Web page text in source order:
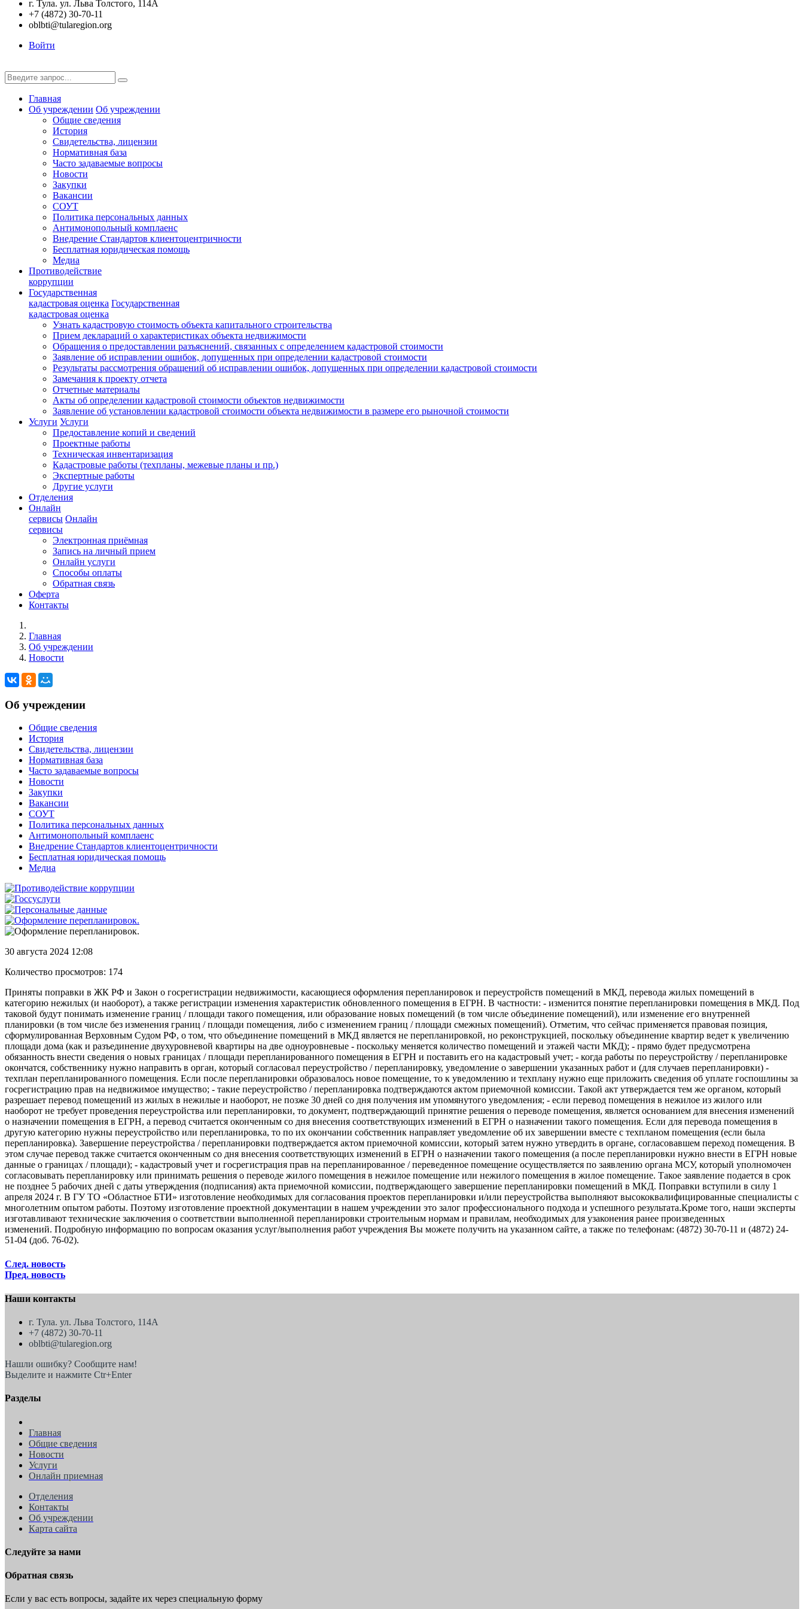
г. Тула. ул. Льва Толстого, 114А
+7 (4872) 30-70-11
oblbti@tularegion.org
Войти
Главная
Об учреждении Об учреждении
Общие сведения
История
Свидетельства, лицензии
Нормативная база
Часто задаваемые вопросы
Новости
Закупки
Вакансии
СОУТ
Политика персональных данных
Антимонопольный комплаенс
Внедрение Стандартов клиентоцентричности
Бесплатная юридическая помощь
Медиа
Противодействие
коррупции
Государственная
кадастровая оценка Государственная
кадастровая оценка
Узнать кадастровую стоимость объекта капитального строительства
Прием деклараций о характеристиках объекта недвижимости
Обращения о предоставлении разъяснений, связанных с определением кадастровой стоимости
Заявление об исправлении ошибок, допущенных при определении кадастровой стоимости
Результаты рассмотрения обращений об исправлении ошибок, допущенных при определении кадастровой стоимости
Замечания к проекту отчета
Отчетные материалы
Акты об определении кадастровой стоимости объектов недвижимости
Заявление об установлении кадастровой стоимости объекта недвижимости в размере его рыночной стоимости
Услуги Услуги
Предоставление копий и сведений
Проектные работы
Техническая инвентаризация
Кадастровые работы (техпланы, межевые планы и пр.)
Экспертные работы
Другие услуги
Отделения
Онлайн
сервисы Онлайн
сервисы
Электронная приёмная
Запись на личный прием
Онлайн услуги
Способы оплаты
Обратная связь
Оферта
Контакты
Главная
Об учреждении
Новости
Об учреждении
Общие сведения
История
Свидетельства, лицензии
Нормативная база
Часто задаваемые вопросы
Новости
Закупки
Вакансии
СОУТ
Политика персональных данных
Антимонопольный комплаенс
Внедрение Стандартов клиентоцентричности
Бесплатная юридическая помощь
Медиа
30 августа 2024 12:08
Количество просмотров: 174
Приняты поправки в ЖК РФ и Закон о госрегистрации недвижимости, касающиеся оформления перепланировок и переустройств помещений в МКД, перевода жилых помещений в
категорию нежилых (и наоборот), а также регистрации изменения характеристик обновленного помещения в ЕГРН. В частности: - изменится понятие перепланировки помещения в МКД. Под
таковой будут понимать изменение границ / площади такого помещения, или образование новых помещений (в том числе объединение помещений), или изменение его внутренней
планировки (в том числе без изменения границ / площади помещения, либо с изменением границ / площади смежных помещений). Отметим, что сейчас применяется правовая позиция,
сформулированная Верховным Судом РФ, о том, что объединение помещений в МКД является не перепланировкой, но реконструкцией, поскольку объединение квартир ведет к увеличению
площади дома (как и разъединение двухуровневой квартиры на две одноуровневые - поскольку меняется количество помещений и этажей части МКД); - прямо будет предусмотрена
обязанность внести сведения о новых границах / площади перепланированного помещения в ЕГРН и поставить его на кадастровый учет; - когда работы по переустройству / перепланировке
окончатся, собственнику нужно направить в орган, который согласовал переустройство / перепланировку, уведомление о завершении указанных работ и (для случаев перепланировки) -
техплан перепланированного помещения. Если после перепланировки образовалось новое помещение, то к уведомлению и техплану нужно еще приложить сведения об уплате госпошлины за
госрегистрацию прав на недвижимое имущество; - такие переустройство / перепланировка подтверждаются актом приемочной комиссии. Такой акт утверждается тем же органом, который
разрешает перевод помещений из жилых в нежилые и наоборот, не позже 30 дней со дня получения им упомянутого уведомления; - если перевод помещения в нежилое из жилого или
наоборот не требует проведения переустройства или перепланировки, то документ, подтверждающий принятие решения о переводе помещения, является основанием для внесения изменений
о назначении помещения в ЕГРН, а перевод считается оконченным со дня внесения соответствующих изменений в ЕГРН о назначении такого помещения. Если для перевода помещения в
другую категорию нужны переустройство или перепланировка, то по их окончании собственник направляет уведомление об их завершении вместе с техпланом помещения (если была
перепланировка). Завершение переустройства / перепланировки подтверждается актом приемочной комиссии, который затем нужно утвердить в органе, согласовавшем переход помещения. В
этом случае перевод также считается оконченным со дня внесения соответствующих изменений в ЕГРН о назначении такого помещения (а после перепланировки нужно внести в ЕГРН новые
данные о границах / площади); - кадастровый учет и госрегистрация прав на перепланированное / переведенное помещение осуществляется по заявлению органа МСУ, который уполномочен
согласовывать перепланировку или принимать решения о переводе жилого помещения в нежилое помещение или нежилого помещения в жилое помещение. Такое заявление подается в срок
не позднее 5 рабочих дней с даты утверждения (подписания) акта приемочной комиссии, подтверждающего завершение перепланировки помещений в МКД. Поправки вступили в силу 1
апреля 2024 г. В ГУ ТО «Областное БТИ» изготовление необходимых для согласования проектов перепланировки и/или переустройства выполняют высококвалифицированные специалисты с
многолетним опытом работы. Поэтому изготовление проектной документации в нашем учреждении это залог профессионального подхода и успешного результата.Кроме того, наши эксперты
изготавливают технические заключения о соответствии выполненной перепланировки строительным нормам и правилам, необходимых для узаконения ранее произведенных
изменений. Подробную информацию по вопросам оказания услуг/выполнения работ учреждения Вы можете получить на указанном сайте, а также по телефонам: (4872) 30-70-11 и (4872) 24-
51-04 (доб. 76-02).
След. новость
Пред. новость
Наши контакты
г. Тула. ул. Льва Толстого, 114А
+7 (4872) 30-70-11
oblbti@tularegion.org
Нашли ошибку? Сообщите нам!
Выделите и нажмите Ctr+Enter
Разделы
Главная
Общие сведения
Новости
Услуги
Онлайн приемная
Отделения
Контакты
Об учреждении
Карта сайта
Следуйте за нами
Обратная связь
Если у вас есть вопросы, задайте их через специальную форму